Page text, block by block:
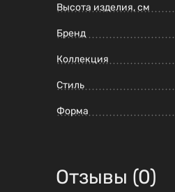
Высота изделия, см
Бренд
Коллекция
Стиль
Форма
Отзывы (0)